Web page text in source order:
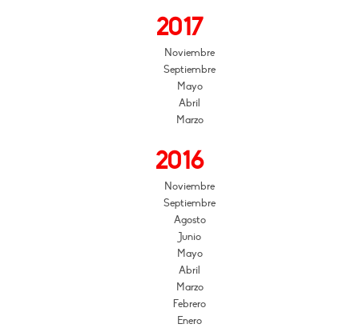
2017
Noviembre
Septiembre
Mayo
Abril
Marzo
2016
Noviembre
Septiembre
Agosto
Junio
Mayo
Abril
Marzo
Febrero
Enero